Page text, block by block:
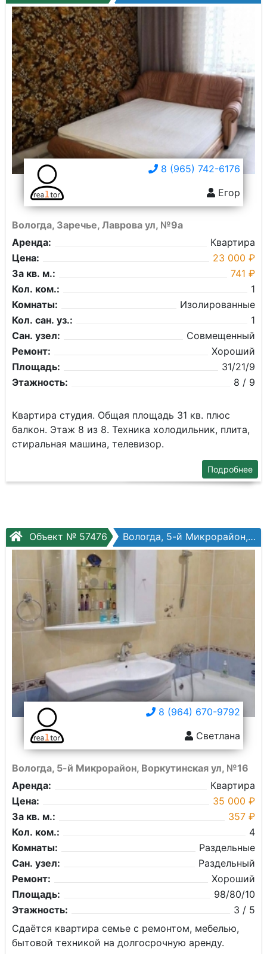
8 (965) 742-6176
Егор
Вологда, Заречье, Лаврова ул, №9а
Аренда:
Квартира
Цена:
23 000 ₽
За кв. м.:
741 ₽
Кол. ком.:
1
Комнаты:
Изолированные
Кол. сан. уз.:
1
Сан. узел:
Совмещенный
Ремонт:
Хороший
Площадь:
31/21/9
Этажность:
8 / 9
Квартира студия. Общая площадь 31 кв. плюс
балкон. Этаж 8 из 8. Техника холодильник, плита,
стиральная машина, телевизор.
Подробнее
Объект № 57476 Вологда, 5-й Микрорайон, Воркутинская ул, №16
8 (964) 670-9792
Светлана
Вологда, 5-й Микрорайон, Воркутинская ул, №16
Аренда:
Квартира
Цена:
35 000 ₽
За кв. м.:
357 ₽
Кол. ком.:
4
Комнаты:
Раздельные
Сан. узел:
Раздельный
Ремонт:
Хороший
Площадь:
98/80/10
Этажность:
3 / 5
Сдаётся квартира семье с ремонтом, мебелью,
бытовой техникой на долгосрочную аренду.